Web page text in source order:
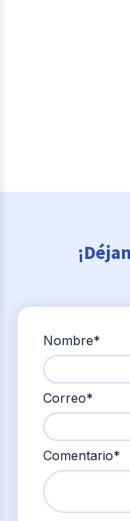
Nombre*
Correo*
Comentario*